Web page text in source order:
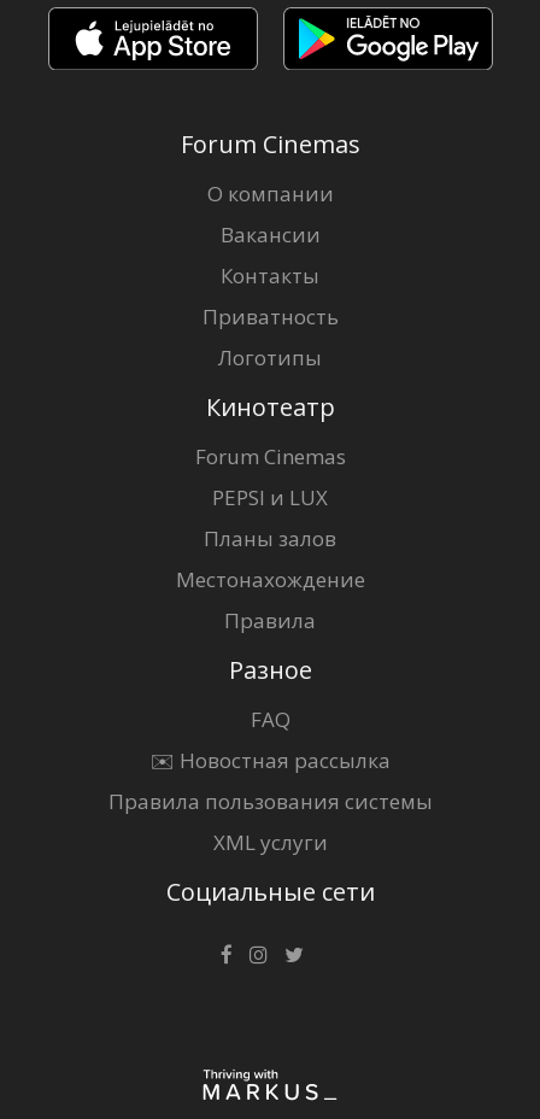
Forum Cinemas
О компании
Вакансии
Контакты
Приватность
Логотипы
Кинотеатр
Forum Cinemas
PEPSI и LUX
Планы залов
Местонахождение
Правила
Разное
FAQ
✉️ Новостная рассылка
Правила пользования системы
XML услуги
Социальные сети